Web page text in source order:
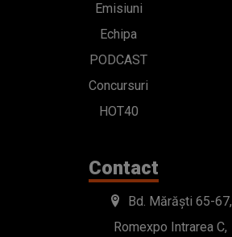
Emisiuni
Echipa
PODCAST
Concursuri
HOT40
Contact
Bd. Mărăști 65-67,
Romexpo Intrarea C,